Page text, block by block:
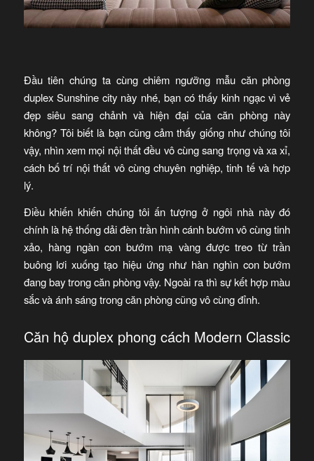
Đầu tiên chúng ta cùng chiêm ngưỡng mẫu căn phòng
duplex Sunshine city này nhé, bạn có thấy kinh ngạc vì vẻ
đẹp siêu sang chảnh và hiện đại của căn phòng này
không? Tôi biết là bạn cũng cảm thấy giống như chúng tôi
vậy, nhìn xem mọi nội thất đều vô cùng sang trọng và xa xỉ,
cách bố trí nội thất vô cùng chuyên nghiệp, tinh tế và hợp
lý.
Điều khiến khiến chúng tôi ấn tượng ở ngôi nhà này đó
chính là hệ thống dải đèn trần hình cánh bướm vô cùng tinh
xảo, hàng ngàn con bướm mạ vàng được treo từ trần
buông lơi xuống tạo hiệu ứng như hàn nghìn con bướm
đang bay trong căn phòng vậy. Ngoài ra thì sự kết hợp màu
sắc và ánh sáng trong căn phòng cũng vô cùng đỉnh.
Căn hộ duplex phong cách Modern Classic